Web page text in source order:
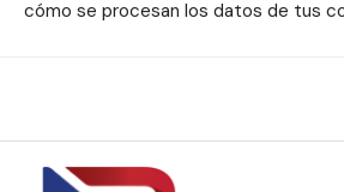
cómo se procesan los datos de tus